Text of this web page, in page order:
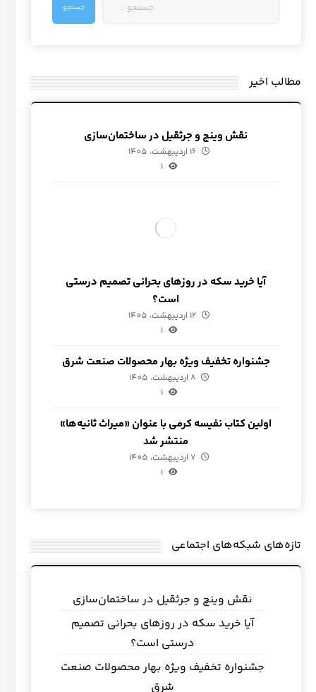
مطالب اخیر
نقش وینچ و جرثقیل در ساختمان‌سازی
16 اردیبهشت، 1405
1
آیا خرید سکه در روزهای بحرانی تصمیم درستی
است؟
12 اردیبهشت، 1405
1
جشنواره تخفیف ویژه بهار محصولات صنعت شرق
8 اردیبهشت، 1405
1
اولین کتاب نفیسه کرمی با عنوان «میراث ثانیه‌ها»
منتشر شد
7 اردیبهشت، 1405
1
تازه‌های شبکه‌های اجتماعی
نقش وینچ و جرثقیل در ساختمان‌سازی
آیا خرید سکه در روزهای بحرانی تصمیم
درستی است؟
جشنواره تخفیف ویژه بهار محصولات صنعت
شرق